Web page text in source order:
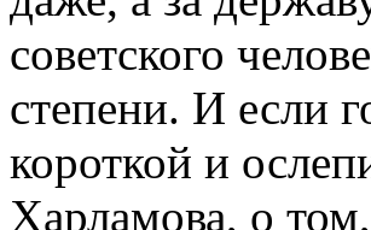
советского
степени. И если
короткой и
Харламова, о